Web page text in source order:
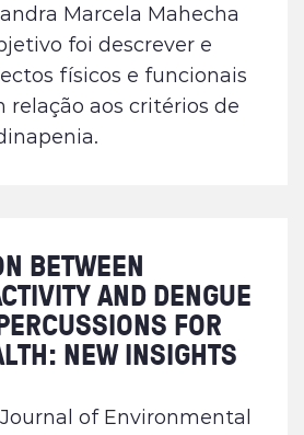
Marcela Mahecha
foi descrever e
físicos e funcionais
relação aos critérios de
BETWEEN
AND DENGUE
FOR
NEW INSIGHTS
of Environmental